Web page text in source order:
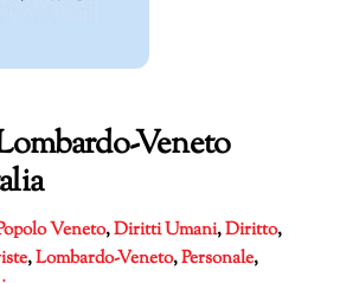
Veneto
Veneto,Diritti Umani,Diritto,
,Lombardo-Veneto,Personale,